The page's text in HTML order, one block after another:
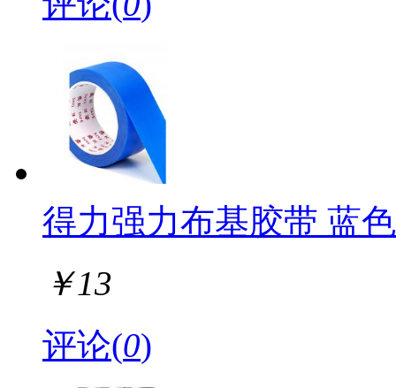
得力强力布基胶带 蓝
￥13
评论(0)